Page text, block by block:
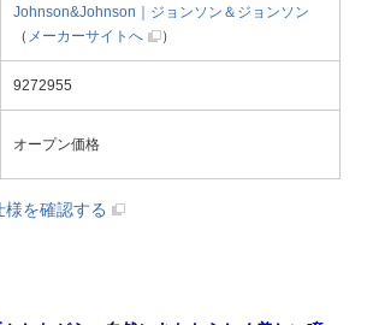
Johnson&Johnson｜ジョンソン＆ジョンソン
（ メーカーサイトへ ）
9272955
オープン価格
様を確認する